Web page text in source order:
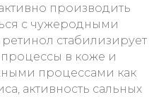
производить
с чужеродными
ретинол стабилизирует
в коже и
процессами как
активность сальных